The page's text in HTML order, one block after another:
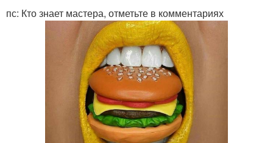
пс: Кто знает мастера, отметьте в комментариях